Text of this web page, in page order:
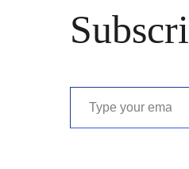
Type your email…